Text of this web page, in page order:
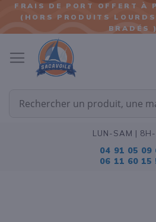
AU
FRAIS DE PORT OFFERT À
(HORS PRODUITS
BRADÉS )
LUN-SAM |
04 91 05 09
06 11 60 15